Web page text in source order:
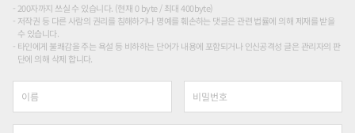
200자까지 쓰실 수 있습니다. (현재 0 byte / 최대 400byte)
저작권 등 다른 사람의 권리를 침해하거나 명예를 훼손하는 댓글은 관련 법률에 의해 제재를 받을
수 있습니다.
타인에게 불쾌감을 주는 욕설 등 비하하는 단어가 내용에 포함되거나 인신공격성 글은 관리자의 판
단에 의해 삭제 합니다.